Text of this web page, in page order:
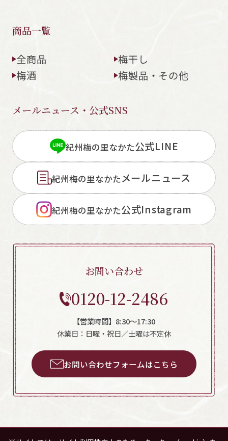
商品一覧
全商品
梅干し
梅酒
梅製品・その他
メールニュース・公式SNS
紀州梅の里なかた公式LINE
紀州梅の里なかたメールニュース
紀州梅の里なかた公式Instagram
お問い合わせ
0120-12-2486
【営業時間】8:30～17:30
休業日：日曜・祝日／土曜は不定休
お問い合わせフォームはこちら